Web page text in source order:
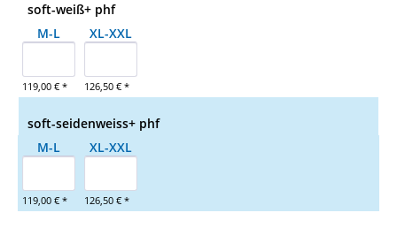
soft-weiß+ phf
M-L
119,00 € *
XL-XXL
126,50 € *
soft-seidenweiss+ phf
M-L
119,00 € *
XL-XXL
126,50 € *